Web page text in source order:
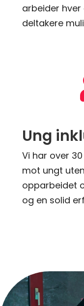
arbeider
deltakere
Ung
Vi har over
mot ungt
opparbeidet
og en solid